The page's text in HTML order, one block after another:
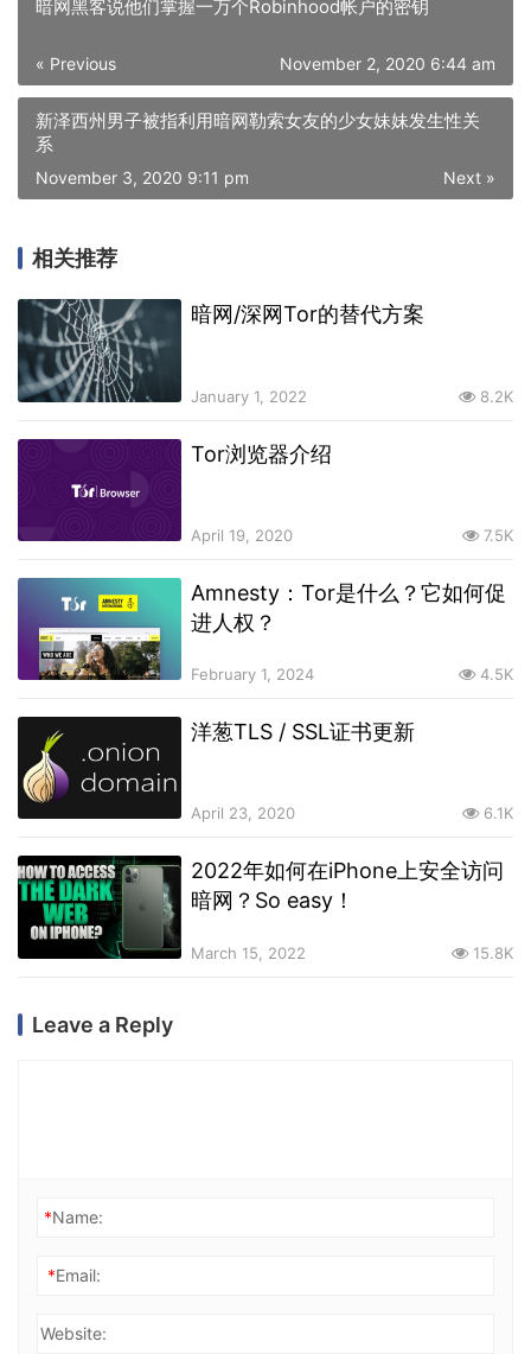
暗网黑客说他们掌握一万个Robinhood帐户的密钥
« Previous November 2, 2020 6:44 am
新泽西州男子被指利用暗网勒索女友的少女妹妹发生性关
系
Next »
November 3, 2020 9:11 pm
相关推荐
暗网/深网Tor的替代方案
January 1, 2022 8.2K
Tor浏览器介绍
April 19, 2020 7.5K
Amnesty：Tor是什么？它如何促
进人权？
February 1, 2024 4.5K
洋葱TLS / SSL证书更新
April 23, 2020 6.1K
2022年如何在iPhone上安全访问
暗网？So easy！
March 15, 2022 15.8K
Leave a Reply
*Name:
*Email:
Website: